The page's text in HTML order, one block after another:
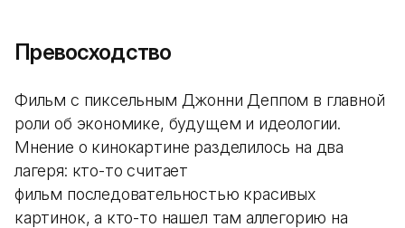
Превосходство
Фильм с пиксельным Джонни Деппом в главной
роли об экономике, будущем и идеологии.
Мнение о кинокартине разделилось на два
лагеря: кто-то считает
фильм последовательностью красивых
картинок, а кто-то нашел там аллегорию на